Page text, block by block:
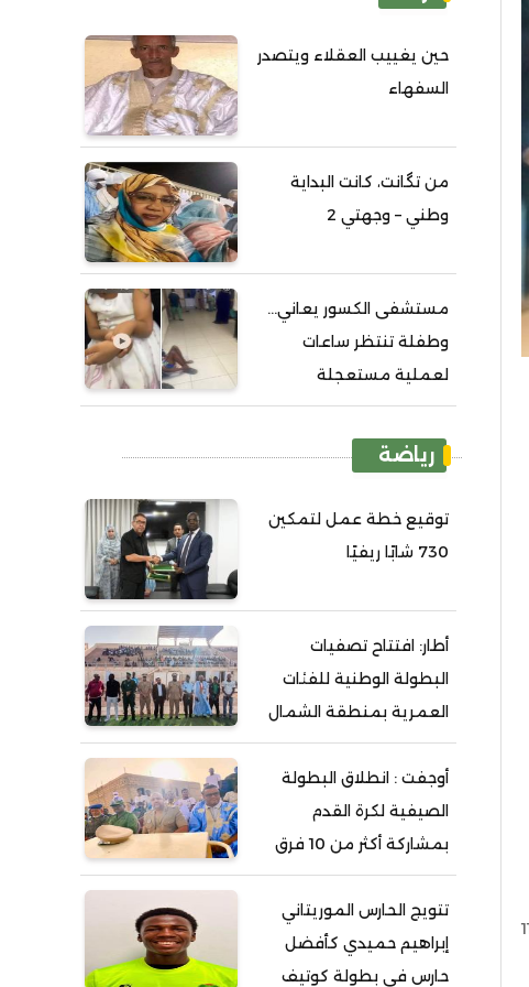
حين يغييب العقلاء ويتصدر
السفهاء
من تگانت، كانت البداية
وطني – وجهتي 2
مستشفى الكسور يعاني...
وطفلة تنتظر ساعات
لعملية مستعجلة
رياضة
توقيع خطة عمل لتمكين
730 شابًا ريفيًا
أطار: افتتاح تصفيات
البطولة الوطنية للفئات
العمرية بمنطقة الشمال
أوجفت : انطلاق البطولة
الصيفية لكرة القدم
بمشاركة أكثر من 10 فرق
تتويج الحارس الموريتاني
إبراهيم حميدي كأفضل
حارس في بطولة كوتيف